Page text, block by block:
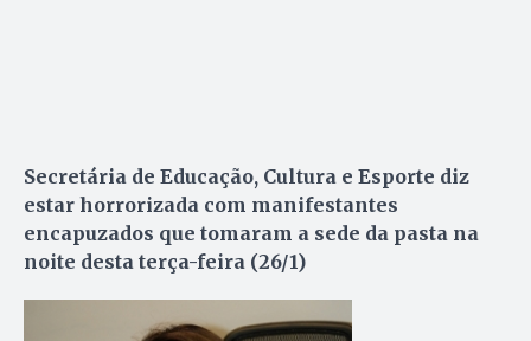
Secretária de Educação, Cultura e Esporte diz
estar horrorizada com manifestantes
encapuzados que tomaram a sede da pasta na
noite desta terça-feira (26/1)